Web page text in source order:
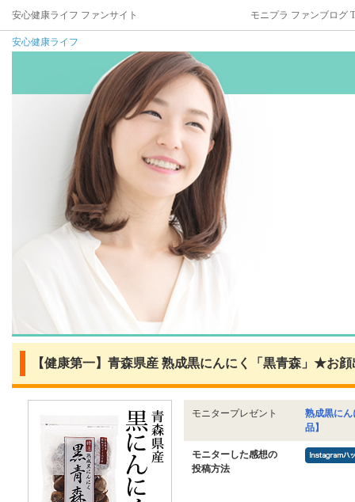
安心健康ライフ ファンサイト モニプラ ファンブログ
安心健康ライフ
【健康第一】青森県産 熟成黒にんにく「黒青森」★お
モニタープレゼント
熟成黒にん
品】
モニターした感想の
投稿方法